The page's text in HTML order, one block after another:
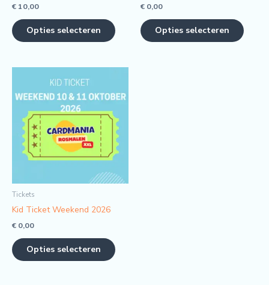
€ 10,00
Opties selecteren
€ 0,00
Opties selecteren
Tickets
Kid Ticket Weekend 2026
€ 0,00
Opties selecteren